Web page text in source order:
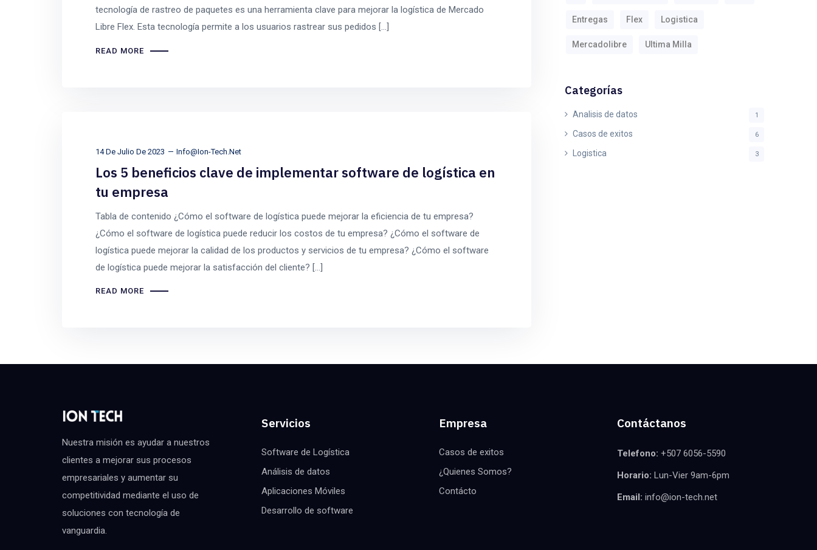
tecnología de rastreo de paquetes es una herramienta clave para mejorar la logística de Mercado
Libre Flex. Esta tecnología permite a los usuarios rastrear sus pedidos […]
READ MORE
14 De Julio De 2023 Info@ion-Tech.net
Los 5 beneficios clave de implementar software de logística en
tu empresa
Tabla de contenido ¿Cómo el software de logística puede mejorar la eficiencia de tu empresa?
¿Cómo el software de logística puede reducir los costos de tu empresa? ¿Cómo el software de
logística puede mejorar la calidad de los productos y servicios de tu empresa? ¿Cómo el software
de logística puede mejorar la satisfacción del cliente? […]
READ MORE
Entregas Flex Logistica
Mercadolibre Ultima Milla
Categorías
Analisis de datos 1
Casos de exitos 6
Logistica 3
Nuestra misión es ayudar a nuestros
clientes a mejorar sus procesos
empresariales y aumentar su
competitividad mediante el uso de
soluciones con tecnología de
vanguardia.
Servicios
Software de Logística
Análisis de datos
Aplicaciones Móviles
Desarrollo de software
Empresa
Casos de exitos
¿Quienes Somos?
Contácto
Contáctanos
Telefono: +507 6056-5590
Horario: Lun-Vier 9am-6pm
Email: info@ion-tech.net